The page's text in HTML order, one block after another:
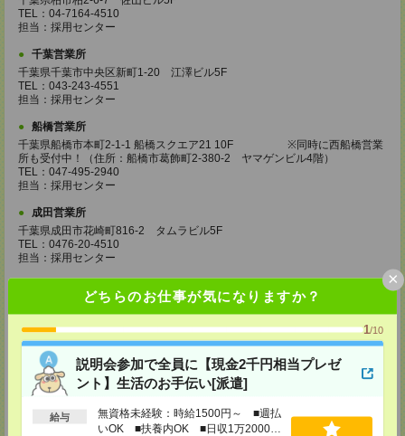
どちらのお仕事が気になりますか？
1/10
説明会参加で全員に【現金2千円相当プレゼ
ント】生活のお手伝い[派遣]
給与
無資格未経験：時給1500円～ ■週払
いOK ■扶養内OK ■日収1万2000円
×
TEL：04-7164-4510
担当：採用センター
千葉営業所
千葉県千葉市中央区新町1-20 江澤ビル5F
TEL：043-243-4551
担当：採用センター
船橋営業所
千葉県船橋市本町2-1-1 船橋スクエア21 10F ※同時に西船橋営業
所も受付中！（住所：船橋市葛飾町2-380-2 ヤマゲンビル4階）
TEL：047-495-2940
担当：採用センター
成田営業所
千葉県成田市花崎町816-2 タムラビル5F
TEL：0476-20-4510
担当：採用センター
埼玉県さいたま市大宮区桜木町2-8-3 阪デンタルビル5F
TEL：048-640-4520
担当：採用センター
川越営業所
埼玉県川越市脇田本町11-1 川越シティービル6F
TEL：049-238-7117